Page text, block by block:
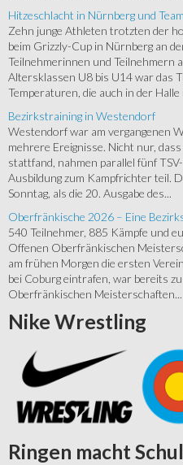
Hitzeschlacht in Nürnberg und
Zehn junge Athleten trotzten der
beim Grizzly-Cup in Nürnberg an
Teilnehmerinnen und Teilnehmern
Altersklassen U8 bis U14 war das
Temperaturen, die auch in der
Bezirkstraining in Westendorf
Westendorf war am vergangenen
mehrere Ereignisse. Nicht nur,
stattfand, nahmen parallel fünf
Ausbildung zum Kampfrichter teil.
Sonntag, als die 20. Ausgabe des...
Oberfränkische 2026 – Eine
540 Teilnehmer, 885 Kämpfe und
Offenen Oberfränkischen
am frühen Morgen die ersten
bei Coburg eintrafen, war bereits
Oberfränkischen Meisterschaften...
Nike Wrestling
Ringen macht